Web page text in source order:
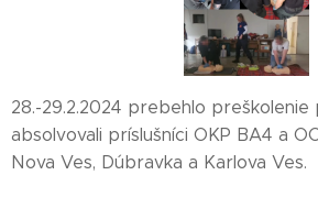
28.-29.2.2024 prebehlo
absolvovali príslušníci OKP BA4 a
Nova Ves, Dúbravka a Karlova Ves.